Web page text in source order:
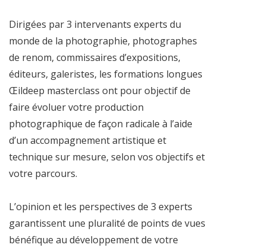
Dirigées par 3 intervenants experts du
monde de la photographie, photographes
de renom, commissaires d’expositions,
éditeurs, galeristes, les formations longues
Œildeep masterclass ont pour objectif de
faire évoluer votre production
photographique de façon radicale à l’aide
d’un accompagnement artistique et
technique sur mesure, selon vos objectifs et
votre parcours.
L’opinion et les perspectives de 3 experts
garantissent une pluralité de points de vues
bénéfique au développement de votre